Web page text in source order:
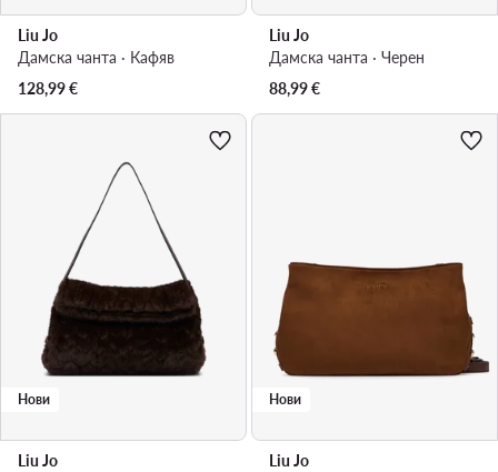
Liu Jo
Дамска чанта · Кафяв
128,99€
Liu Jo
Дамска чанта · Черен
88,99€
Нови
Liu Jo
Нови
Liu Jo